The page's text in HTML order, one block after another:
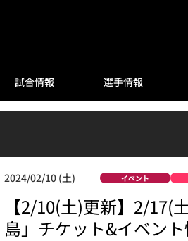
試合情報 選手情報
2024/02/10 (土) イベント
【2/10(土)更新】2/17(
島」チケット&イベン